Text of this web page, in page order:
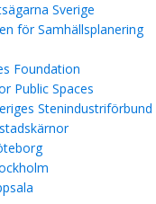
Sverige
för Samhällsplanering
Foundation
Public Spaces
Stenindustriförbund